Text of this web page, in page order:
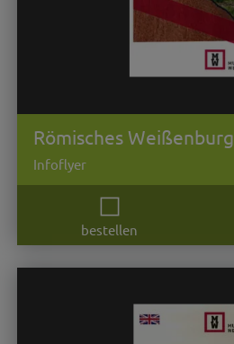
Römisches Weißenburg
Infoflyer
bestellen